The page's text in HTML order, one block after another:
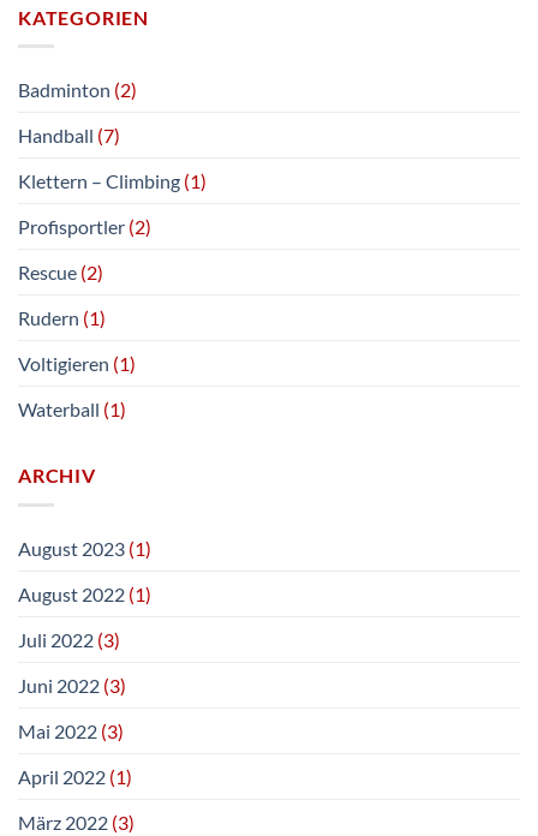
KATEGORIEN
Badminton (2)
Handball (7)
Klettern – Climbing (1)
Profisportler (2)
Rescue (2)
Rudern (1)
Voltigieren (1)
Waterball (1)
ARCHIV
August 2023 (1)
August 2022 (1)
Juli 2022 (3)
Juni 2022 (3)
Mai 2022 (3)
April 2022 (1)
März 2022 (3)